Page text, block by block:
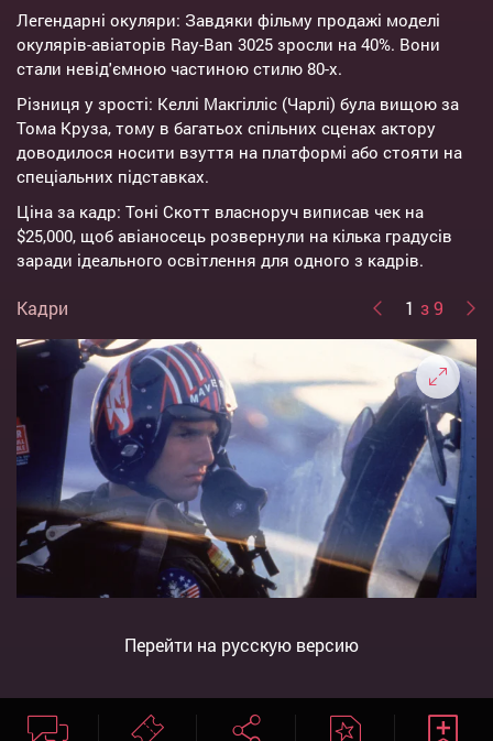
Легендарні окуляри: Завдяки фільму продажі моделі
окулярів-авіаторів Ray-Ban 3025 зросли на 40%. Вони
стали невід'ємною частиною стилю 80-х.
Різниця у зрості: Келлі Макгілліс (Чарлі) була вищою за
Тома Круза, тому в багатьох спільних сценах актору
доводилося носити взуття на платформі або стояти на
спеціальних підставках.
Ціна за кадр: Тоні Скотт власноруч виписав чек на
$25,000, щоб авіаносець розвернули на кілька градусів
заради ідеального освітлення для одного з кадрів.
Кадри 1 з 9
Перейти на русскую версию